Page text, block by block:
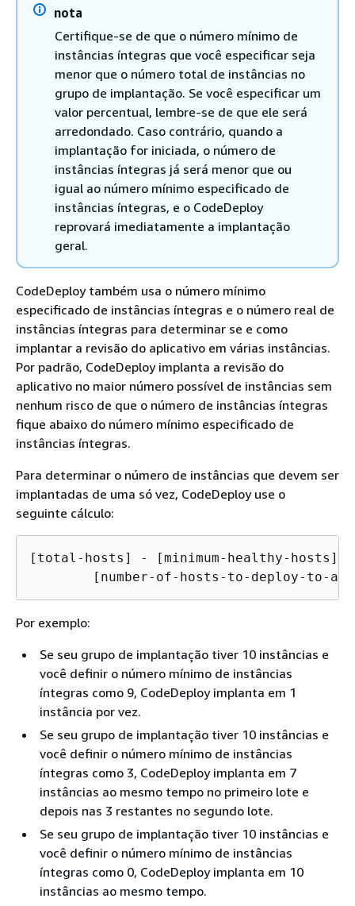
nota
Certifique-se de que o número mínimo de
instâncias íntegras que você especificar seja
menor que o número total de instâncias no
grupo de implantação. Se você especificar um
valor percentual, lembre-se de que ele será
arredondado. Caso contrário, quando a
implantação for iniciada, o número de
instâncias íntegras já será menor que ou
igual ao número mínimo especificado de
instâncias íntegras, e o CodeDeploy
reprovará imediatamente a implantação
geral.
CodeDeploy também usa o número mínimo
especificado de instâncias íntegras e o número real de
instâncias íntegras para determinar se e como
implantar a revisão do aplicativo em várias instâncias.
Por padrão, CodeDeploy implanta a revisão do
aplicativo no maior número possível de instâncias sem
nenhum risco de que o número de instâncias íntegras
fique abaixo do número mínimo especificado de
instâncias íntegras.
Para determinar o número de instâncias que devem ser
implantadas de uma só vez, CodeDeploy use o
seguinte cálculo:
[total-hosts] - [minimum-healthy-hosts] =
[number-of-hosts-to-deploy-to-
Por exemplo:
Se seu grupo de implantação tiver 10 instâncias e
você definir o número mínimo de instâncias
íntegras como 9, CodeDeploy implanta em 1
instância por vez.
Se seu grupo de implantação tiver 10 instâncias e
você definir o número mínimo de instâncias
íntegras como 3, CodeDeploy implanta em 7
instâncias ao mesmo tempo no primeiro lote e
depois nas 3 restantes no segundo lote.
Se seu grupo de implantação tiver 10 instâncias e
você definir o número mínimo de instâncias
íntegras como 0, CodeDeploy implanta em 10
instâncias ao mesmo tempo.